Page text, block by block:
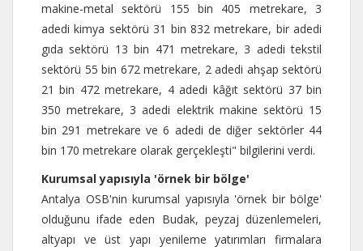
makine-metal sektörü 155 bin 405 metrekare, 3
adedi kimya sektörü 31 bin 832 metrekare, bir adedi
gıda sektörü 13 bin 471 metrekare, 3 adedi tekstil
sektörü 55 bin 672 metrekare, 2 adedi ahşap sektörü
21 bin 472 metrekare, 4 adedi kâğıt sektörü 37 bin
350 metrekare, 3 adedi elektrik makine sektörü 15
bin 291 metrekare ve 6 adedi de diğer sektörler 44
bin 170 metrekare olarak gerçekleşti" bilgilerini verdi.
Kurumsal yapısıyla 'örnek bir bölge'
Antalya OSB'nin kurumsal yapısıyla 'örnek bir bölge'
olduğunu ifade eden Budak, peyzaj düzenlemeleri,
altyapı ve üst yapı yenileme yatırımları firmalara